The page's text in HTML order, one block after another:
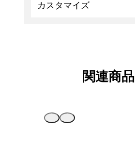
カスタマイズ
関連商品